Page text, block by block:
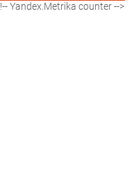
!-- Yandex.Metrika counter -->